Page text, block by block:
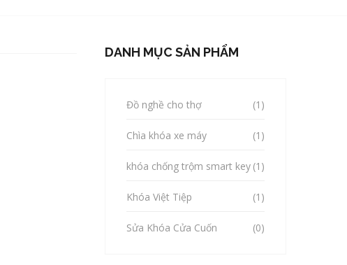
DANH MỤC SẢN PHẨM
Đồ nghề cho thợ (1)
Chìa khóa xe máy (1)
khóa chống trộm smart key (1)
Khóa Việt Tiệp (1)
Sửa Khóa Cửa Cuốn (0)